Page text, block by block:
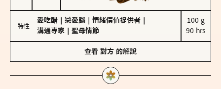
特性
愛吃醋 戀愛腦 情緒價值提供者
溝通專家
聖母情節
100 g
90 hrs
查看 對方 的解說